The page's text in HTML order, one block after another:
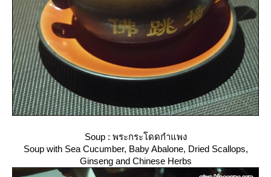
Soup : พระกระโดดกำแพง
Soup with Sea Cucumber, Baby Abalone, Dried Scallops,
Ginseng and Chinese Herbs